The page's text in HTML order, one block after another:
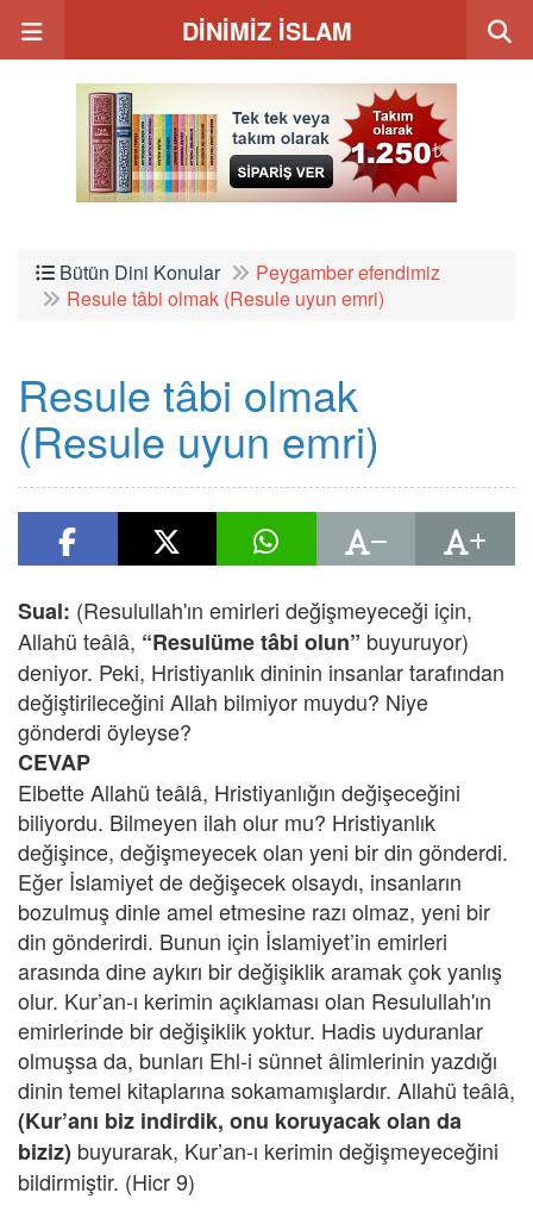
DİNİMİZ İSLAM
Bütün Dini Konular
Peygamber efendimiz
Resule tâbi olmak (Resule uyun emri)
Resule tâbi olmak
(Resule uyun emri)
Sual: (Resulullah'ın emirleri değişmeyeceği için,
Allahü teâlâ, “Resulüme tâbi olun” buyuruyor)
deniyor. Peki, Hristiyanlık dininin insanlar tarafından
değiştirileceğini Allah bilmiyor muydu? Niye
gönderdi öyleyse?
CEVAP
Elbette Allahü teâlâ, Hristiyanlığın değişeceğini
biliyordu. Bilmeyen ilah olur mu? Hristiyanlık
değişince, değişmeyecek olan yeni bir din gönderdi.
Eğer İslamiyet de değişecek olsaydı, insanların
bozulmuş dinle amel etmesine razı olmaz, yeni bir
din gönderirdi. Bunun için İslamiyet’in emirleri
arasında dine aykırı bir değişiklik aramak çok yanlış
olur. Kur’an-ı kerimin açıklaması olan Resulullah'ın
emirlerinde bir değişiklik yoktur. Hadis uyduranlar
olmuşsa da, bunları Ehl-i sünnet âlimlerinin yazdığı
dinin temel kitaplarına sokamamışlardır. Allahü teâlâ,
(Kur’anı biz indirdik, onu koruyacak olan da
biziz) buyurarak, Kur’an-ı kerimin değişmeyeceğini
bildirmiştir. (Hicr 9)